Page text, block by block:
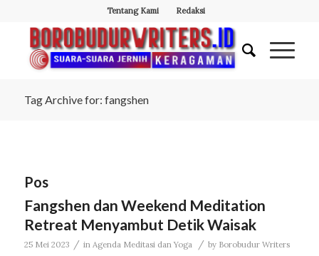
Tentang Kami Redaksi
Tag Archive for: fangshen
Pos
Fangshen dan Weekend Meditation
Retreat Menyambut Detik Waisak
25 Mei 2023 / in Agenda Meditasi dan Yoga / by Borobudur Writers